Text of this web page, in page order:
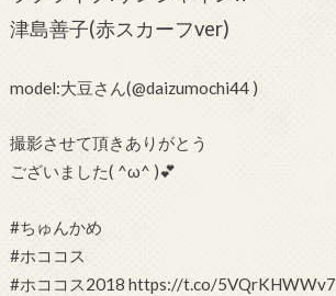
津島善子(赤スカーフver)
model:大豆さん(@daizumochi44 )
撮影させて頂きありがとう
ございました( ^ω^ )💕
#ちゅんかめ
#ホココス
#ホココス2018 https://t.co/5VQrKHWWv7